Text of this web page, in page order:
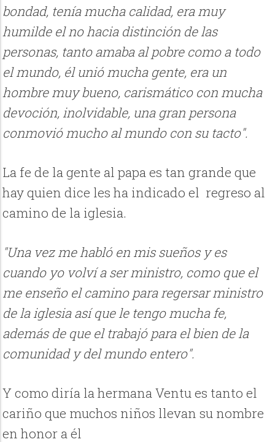
bondad, tenía mucha calidad, era muy
humilde el no hacia distinción de las
personas, tanto amaba al pobre como a todo
el mundo, él unió mucha gente, era un
hombre muy bueno, carismático con mucha
devoción, inolvidable, una gran persona
conmovió mucho al mundo con su tacto".
La fe de la gente al papa es tan grande que
hay quien dice les ha indicado el regreso al
camino de la iglesia.
"Una vez me habló en mis sueños y es
cuando yo volví a ser ministro, como que el
me enseño el camino para regersar ministro
de la iglesia así que le tengo mucha fe,
además de que el trabajó para el bien de la
comunidad y del mundo entero".
Y como diría la hermana Ventu es tanto el
cariño que muchos niños llevan su nombre
en honor a él